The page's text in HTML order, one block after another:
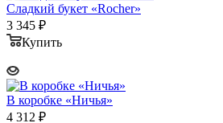
Сладкий букет «Rocher»
3 345 ₽
Купить
В коробке «Ничья»
4 312 ₽